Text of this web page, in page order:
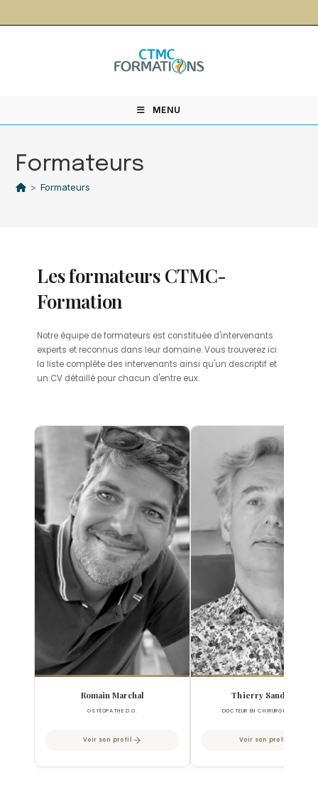
MENU
Formateurs
> Formateurs
Les formateurs CTMC-
Formation
Notre équipe de formateurs est constituée d'intervenants
experts et reconnus dans leur domaine. Vous trouverez ici
la liste complète des intervenants ainsi qu'un descriptif et
un CV détaillé pour chacun d'entre eux.
Romain Marchal
OSTÉOPATHE D.O.
Voir son profil
Thierry Sandretto
DOCTEUR EN CHIRURGIE DENTAIRE
Voir son profil